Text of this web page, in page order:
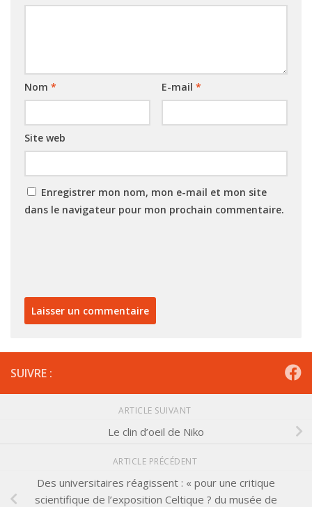
Nom * E-mail *
Site web
Enregistrer mon nom, mon e-mail et mon site
dans le navigateur pour mon prochain commentaire.
SUIVRE :
ARTICLE SUIVANT
Le clin d’oeil de Niko
ARTICLE PRÉCÉDENT
Des universitaires réagissent : « pour une critique
scientifique de l’exposition Celtique ? du musée de